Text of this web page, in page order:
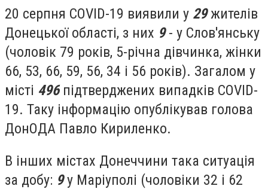
20 серпня COVID-19 виявили у 29жителів
Донецької області, з них 9- у Слов'янську
(чоловік 79 років, 5-річна дівчинка, жінки
66, 53, 66, 59, 56, 34 і 56 років). Загалом у
місті 496підтверджених випадків COVID-
19. Таку інформацію опублікував голова
ДонОДА Павло Кириленко.
В інших містах Донеччини така ситуація
за добу: 9у Маріуполі (чоловіки 32 і 62